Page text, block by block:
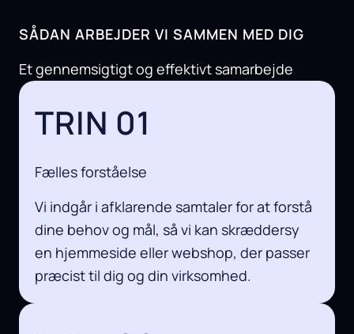
SÅDAN ARBEJDER VI SAMMEN MED DIG
Et gennemsigtigt og effektivt samarbejde
TRIN 01
Fælles forståelse
Vi indgår i afklarende samtaler for at forstå
dine behov og mål, så vi kan skræddersy
en hjemmeside eller webshop, der passer
præcist til dig og din virksomhed.